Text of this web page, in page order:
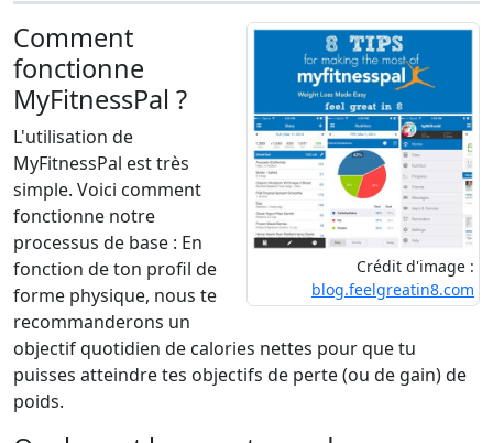
Crédit d'image :
blog.feelgreatin8.com
Comment
fonctionne
MyFitnessPal ?
L'utilisation de
MyFitnessPal est très
simple. Voici comment
fonctionne notre
processus de base : En
fonction de ton profil de
forme physique, nous te
recommanderons un
objectif quotidien de calories nettes pour que tu
puisses atteindre tes objectifs de perte (ou de gain) de
poids.